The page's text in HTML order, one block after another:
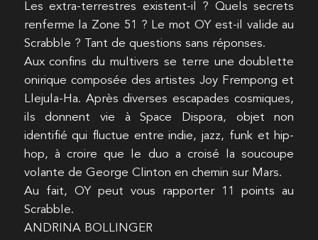
Les extra-terrestres existent-il ? Quels secrets
renferme la Zone 51 ? Le mot OY est-il valide au
Scrabble ? Tant de questions sans réponses.
Aux confins du multivers se terre une doublette
onirique composée des artistes Joy Frempong et
Llejula-Ha. Après diverses escapades cosmiques,
ils donnent vie à Space Dispora, objet non
identifié qui fluctue entre indie, jazz, funk et hip-
hop, à croire que le duo a croisé la soucoupe
volante de George Clinton en chemin sur Mars.
Au fait, OY peut vous rapporter 11 points au
Scrabble.
ANDRINA BOLLINGER